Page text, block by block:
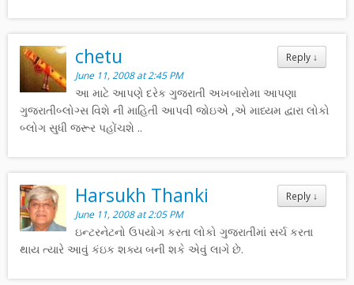
Reply ↓
chetu
June 11, 2008 at 2:45 PM
આ માટે આપણે દરેક ગુજરાતી અખબારોમા આપણા
ગુજરાતીબ્લોગ્સ વિશે ની માહિતી આપવી જોઇએ ,એ માધ્યમ દ્વારા લોકો
બ્લોગ સુધી જરૂર પહોંચશે ..
Reply ↓
Harsukh Thanki
June 11, 2008 at 2:05 PM
ઇન્ટરનેટનો ઉપયોગ કરતા લોકો ગુજરાતીમાં સર્ચ કરતા
થાય ત્યારે આવું કંઇક શક્ય બની શકે એવું લાગે છે.